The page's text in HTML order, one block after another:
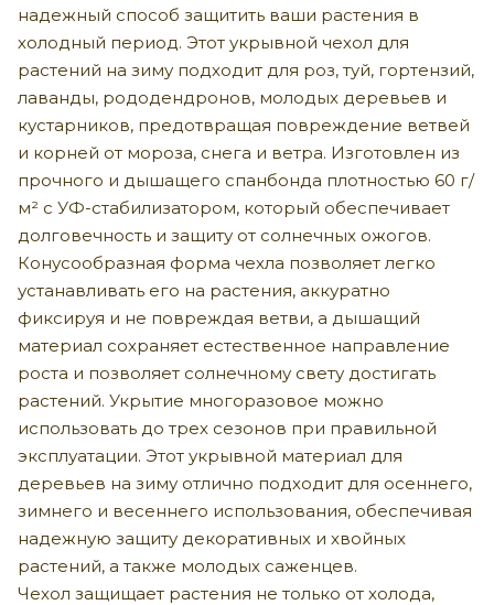
надежный способ защитить ваши растения в
холодный период. Этот укрывной чехол для
растений на зиму подходит для роз, туй, гортензий,
лаванды, рододендронов, молодых деревьев и
кустарников, предотвращая повреждение ветвей
и корней от мороза, снега и ветра. Изготовлен из
прочного и дышащего спанбонда плотностью 60 г/
м² с УФ-стабилизатором, который обеспечивает
долговечность и защиту от солнечных ожогов.
Конусообразная форма чехла позволяет легко
устанавливать его на растения, аккуратно
фиксируя и не повреждая ветви, а дышащий
материал сохраняет естественное направление
роста и позволяет солнечному свету достигать
растений. Укрытие многоразовое можно
использовать до трех сезонов при правильной
эксплуатации. Этот укрывной материал для
деревьев на зиму отлично подходит для осеннего,
зимнего и весеннего использования, обеспечивая
надежную защиту декоративных и хвойных
растений, а также молодых саженцев.
Чехол защищает растения не только от холода,